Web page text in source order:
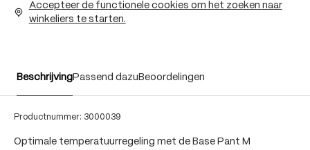
Accepteer de functionele cookies om het zoeken naar
winkeliers te starten.
BeschrijvingPassend dazu Beoordelingen
Productnummer: 3000039
Optimale temperatuurregeling met de Base Pant M